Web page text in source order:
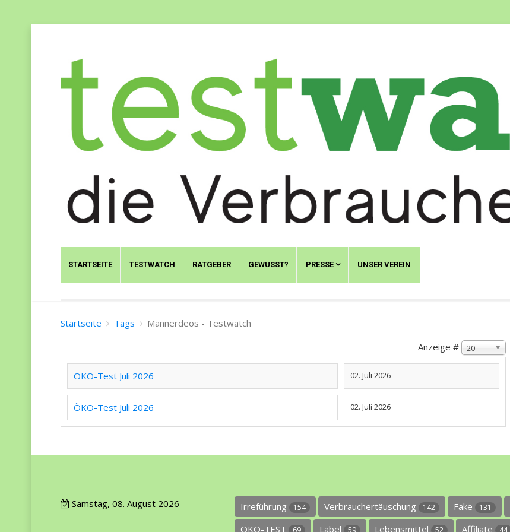
STARTSEITE TESTWATCH RATGEBER GEWUSST? PRESSE UNSER VEREIN
Startseite Tags
Männerdeos - Testwatch
Anzeige #
20
ÖKO-Test Juli 2026 02. Juli 2026
ÖKO-Test Juli 2026 02. Juli 2026
Samstag, 08. August 2026 Irreführung 154 Verbrauchertäuschung 142 Fake 131
ÖKO-TEST 69 Label 59 Lebensmittel 52 Affiliate 44